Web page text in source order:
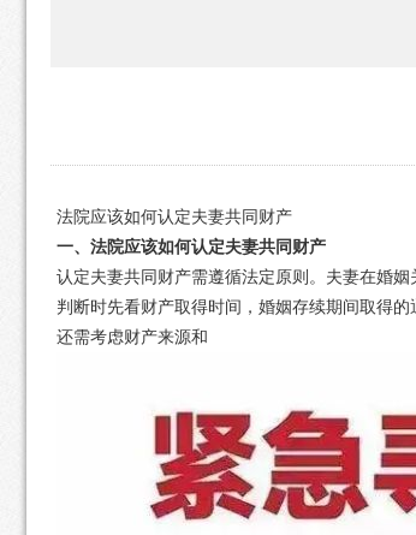
法院应该如何认定夫妻共同财产
一、法院应该如何认定夫妻共同财产
认定夫妻共同财产需遵循法定原则。夫妻在婚
判断时先看财产取得时间，婚姻存续期间取得
还需考虑财产来源和